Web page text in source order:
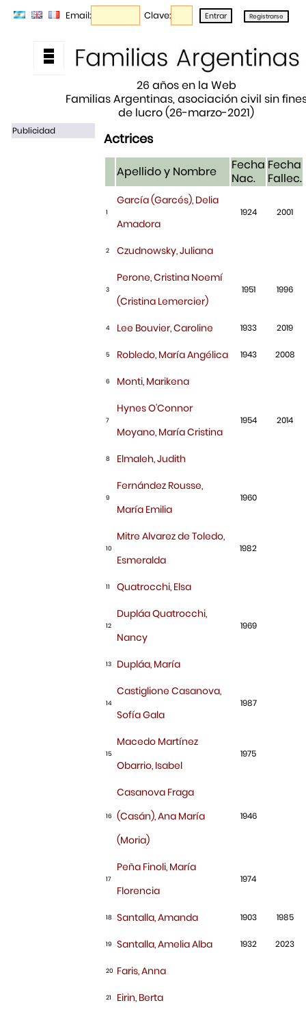
Email: Clave:
26 años en la Web
Familias Argentinas, asociación civil sin
de lucro (26-marzo-2021)
Publicidad Actrices
Apellido y Nombre
Fecha
Nac.
Fecha
Fallec.
1
García (Garcés), Delia
Amadora
1924 2001
2 Czudnowsky, Juliana
3
Perone, Cristina Noemí
(Cristina Lemercier)
1951 1996
4 Lee Bouvier, Caroline 1933 2019
5 Robledo, María Angélica 1943 2008
6 Monti, Marikena
7
Hynes O'Connor
Moyano, María Cristina
1954 2014
8 Elmaleh, Judith
9
Fernández Rousse,
María Emilia
1960
10
Mitre Alvarez de Toledo,
Esmeralda
1982
11 Quatrocchi, Elsa
12
Dupláa Quatrocchi,
Nancy
1969
13 Dupláa, María
14
Castiglione Casanova,
Sofía Gala
1987
15
Macedo Martínez
Obarrio, Isabel
1975
16
Casanova Fraga
(Casán), Ana María
(Moria)
1946
17
Peña Finoli, María
Florencia
1974
18 Santalla, Amanda 1903 1985
19 Santalla, Amelia Alba 1932 2023
20 Faris, Anna
21 Eirin, Berta